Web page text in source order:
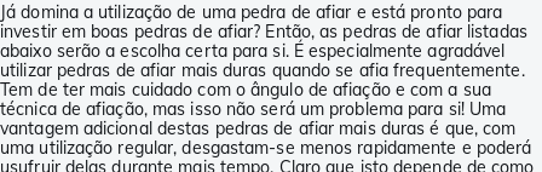
Já domina a utilização de uma pedra de afiar e está pronto para
investir em boas pedras de afiar? Então, as pedras de afiar listadas
abaixo serão a escolha certa para si. É especialmente agradável
utilizar pedras de afiar mais duras quando se afia frequentemente.
Tem de ter mais cuidado com o ângulo de afiação e com a sua
técnica de afiação, mas isso não será um problema para si! Uma
vantagem adicional destas pedras de afiar mais duras é que, com
uma utilização regular, desgastam-se menos rapidamente e poderá
usufruir delas durante mais tempo. Claro que isto depende de como